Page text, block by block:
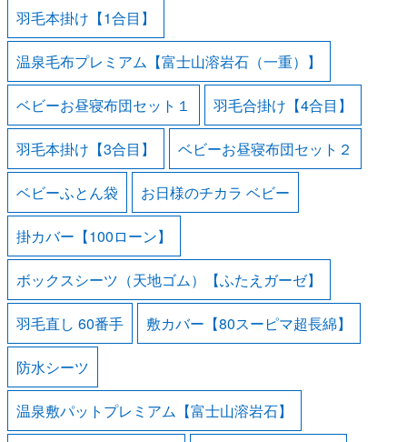
羽毛本掛け【1合目】
温泉毛布プレミアム【富士山溶岩石（一重）】
ベビーお昼寝布団セット１ 羽毛合掛け【4合目】
羽毛本掛け【3合目】 ベビーお昼寝布団セット２
ベビーふとん袋 お日様のチカラ ベビー
掛カバー【100ローン】
ボックスシーツ（天地ゴム）【ふたえガーゼ】
羽毛直し 60番手 敷カバー【80スーピマ超長綿】
防水シーツ
温泉敷パットプレミアム【富士山溶岩石】